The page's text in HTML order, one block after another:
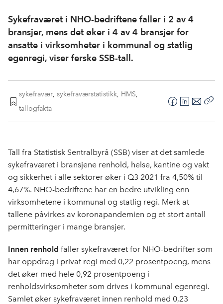
Sykefraværet i NHO-bedriftene faller i 2 av 4
bransjer, mens det øker i 4 av 4 bransjer for
ansatte i virksomheter i kommunal og statlig
egenregi, viser ferske SSB-tall.
sykefravær, sykefraværstatistikk, HMS,
tallogfakta
F
b
o
o
k
L
e
d
I
n
E
s
t
Tall fra Statistisk Sentralbyrå (SSB) viser at det samlede
sykefraværet i bransjene renhold, helse, kantine og vakt
og sikkerhet i alle sektorer øker i Q3 2021 fra 4,50% til
4,67%. NHO-bedriftene har en bedre utvikling enn
virksomhetene i kommunal og statlig regi. Merk at
tallene påvirkes av koronapandemien og et stort antall
permitteringer i mange bransjer.
Innen renhold faller sykefraværet for NHO-bedrifter som
har oppdrag i privat regi med 0,22 prosentpoeng, mens
det øker med hele 0,92 prosentpoeng i
renholdsvirksomheter som drives i kommunal egenregi.
Samlet øker sykefraværet innen renhold med 0,23